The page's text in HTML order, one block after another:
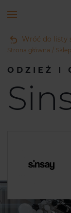
Strona główna
Wróć do listy
ODZIEŻ I